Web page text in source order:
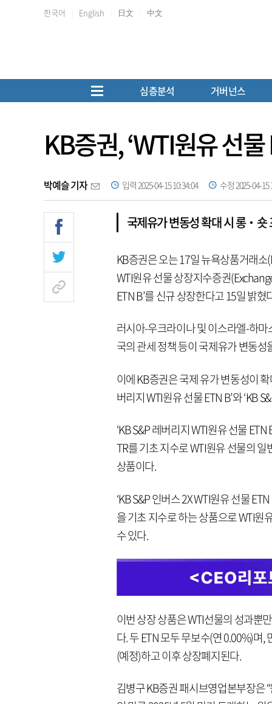
한국어 English 日文 中文
심층분석 거버넌스
KB증권, ‘WTI원유 선
박예슬 기자 입력 2025-04-15 10:34:04 수정 2025-04-15
국제유가 변동성 확대 시 롱‧숏
KB증권은 오는 17일 뉴욕상품거래소
WTI원유 선물 상장지수증권
ETN B’를 신규 상장한다고 15일 밝혔
러시아-우크라이나 및 이스라엘-하마
국의 관세 정책 등이 국제유가 변동성
이에 KB증권은 국제 유가 변동성이
버리지 WTI원유 선물 ETN B’와 ‘KB
‘KB S&P 레버리지 WTI원유 선물
TR를 기초 지수로 WTI원유 선물의
상품이다.
‘KB S&P 인버스 2X WTI원유 선물
을 기초 지수로 하는 상품으로 WTI
수 있다.
이번 상장 상품은 WTI선물의 성과뿐
다. 두 ETN 모두 무보수(연 0.00%)며
(예정)하고 이후 상장폐지된다.
김병구 KB증권 패시브영업본부장은